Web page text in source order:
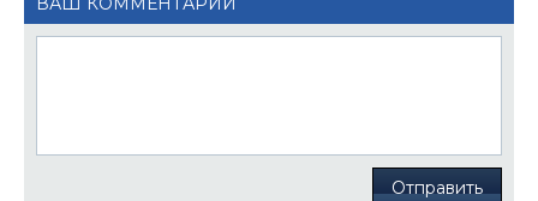
Отправить